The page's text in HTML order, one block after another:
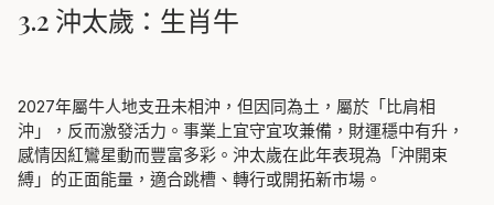
3.2 沖太歲：生肖牛
2027年屬牛人地支丑未相沖，但因同為土，屬於「比肩相
沖」，反而激發活力。事業上宜守宜攻兼備，財運穩中有升，
感情因紅鸞星動而豐富多彩。沖太歲在此年表現為「沖開束
縛」的正面能量，適合跳槽、轉行或開拓新市場。